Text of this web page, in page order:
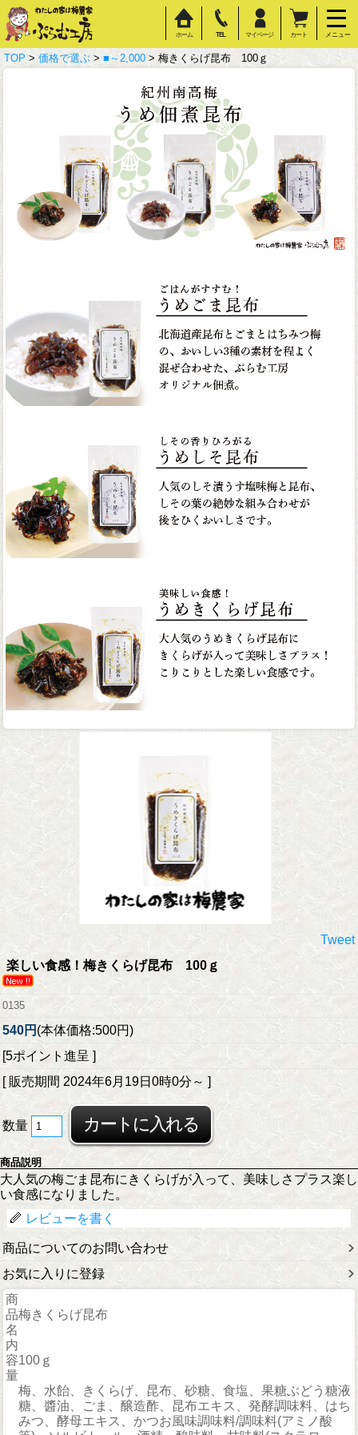
ホーム TEL マイページ カート メニュー
TOP > 価格で選ぶ > ■～2,000 > 梅きくらげ昆布 100ｇ
Tweet
楽しい食感！梅きくらげ昆布 100ｇ
0135
540円 (本体価格:500円)
[5ポイント進呈 ]
[ 販売期間 2024年6月19日0時0分～ ]
数量
商品説明
大人気の梅ごま昆布にきくらげが入って、美味しさプラス楽し
い食感になりました。
レビューを書く
商品についてのお問い合わせ
お気に入りに登録
商
品
名
梅きくらげ昆布
内
容
量
100ｇ
梅、水飴、きくらげ、昆布、砂糖、食塩、果糖ぶどう糖液
糖、醬油、ごま、醸造酢、昆布エキス、発酵調味料、はち
みつ、酵母エキス、かつお風味調味料/調味料(アミノ酸